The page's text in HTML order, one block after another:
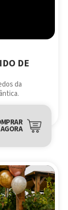
DE
da
AGORA